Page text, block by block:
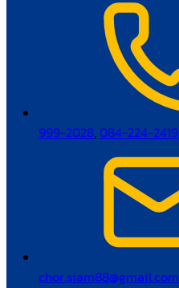
999-2028,084-224-2419
chor.siam88@gmail.com